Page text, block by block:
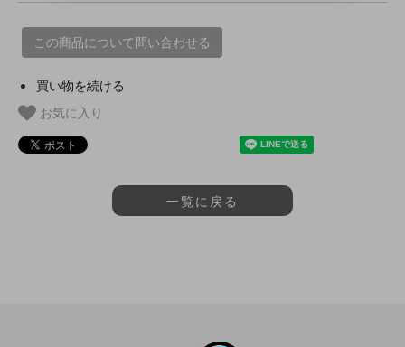
この商品について問い合わせる
買い物を続ける
お気に入り
一覧に戻る